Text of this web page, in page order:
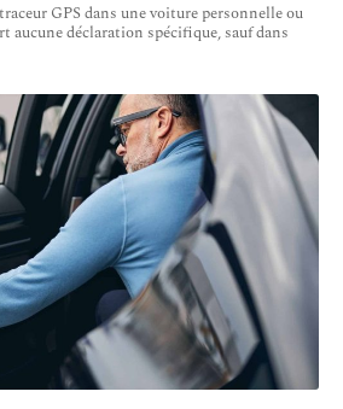
GPS dans une voiture personnelle ou
aucune déclaration spécifique, sauf dans